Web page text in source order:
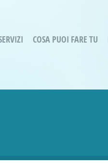
COSA PUOI FARE TU